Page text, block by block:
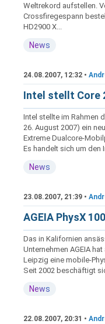
Weltrekord aufstellen.
Crossfiregespann
HD2900 X...
News
24.08.2007, 12:32 •
Intel stellt Core
Intel stellte im Rahmen
26. August 2007) ein
Extreme Dualcore-
Es handelt sich um den
News
23.08.2007, 21:39 •
AGEIA PhysX
Das in Kalifornien
Unternehmen AGEIA
Leipzig eine mobile-
Seit 2002 beschäftigt
News
22.08.2007, 20:31 •